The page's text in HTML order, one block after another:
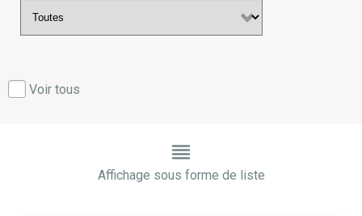
Voir tous
Affichage sous forme de liste